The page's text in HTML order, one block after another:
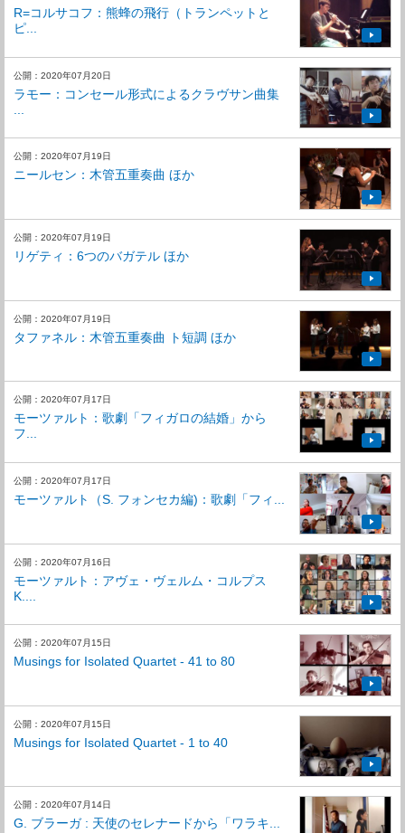
R=コルサコフ：熊蜂の飛行（トランペットと
ピ...
公開：2020年07月20日
ラモー：コンセール形式によるクラヴサン曲集
公開：2020年07月19日
ニールセン：木管五重奏曲 ほか
公開：2020年07月19日
リゲティ：6つのバガテル ほか
公開：2020年07月19日
タファネル：木管五重奏曲 ト短調 ほか
公開：2020年07月17日
モーツァルト：歌劇「フィガロの結婚」から
フ...
公開：2020年07月17日
モーツァルト（S. フォンセカ編)：歌劇「フィ...
公開：2020年07月16日
モーツァルト：アヴェ・ヴェルム・コルプス
K....
公開：2020年07月15日
Musings for Isolated Quartet - 41 to 80
公開：2020年07月15日
Musings for Isolated Quartet - 1 to 40
公開：2020年07月14日
G. ブラーガ : 天使のセレナードから「ワラキ...